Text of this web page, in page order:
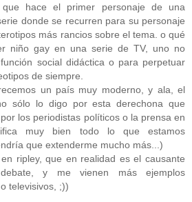
que hace el primer personaje de una
donde se recurren para su personaje
más rancios sobre el tema. o qué
niño gay en una serie de TV, uno no
social didáctica o para perpetuar
de siempre.
un país muy moderno, y ala, el
sólo lo digo por esta derechona que
los periodistas políticos o la prensa en
muy bien todo lo que estamos
que extenderme mucho más...)
ripley, que en realidad es el causante
y me vienen más ejemplos
televisivos, ;))